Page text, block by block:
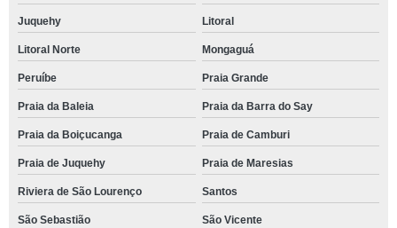
Juquehy Litoral
Litoral Norte Mongaguá
Peruíbe Praia Grande
Praia da Baleia Praia da Barra do Say
Praia da Boiçucanga Praia de Camburi
Praia de Juquehy Praia de Maresias
Riviera de São Lourenço Santos
São Sebastião São Vicente